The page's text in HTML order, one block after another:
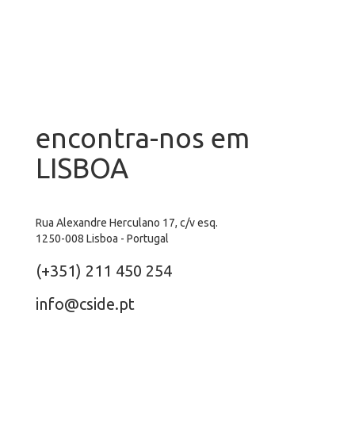
encontra-nos em
LISBOA
Rua Alexandre Herculano 17, c/v esq.
1250-008 Lisboa - Portugal
(+351) 211 450 254
info@cside.pt